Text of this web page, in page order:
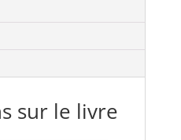
sur le livre